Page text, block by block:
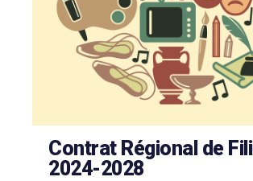
Contrat Régional de
2024-2028